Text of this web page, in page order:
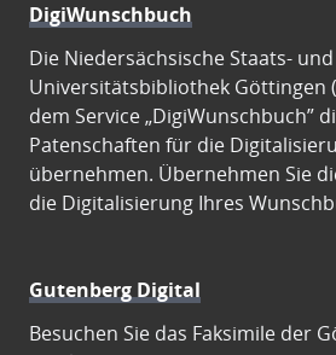
DigiWunschbuch
Die Niedersächsische Staats- und
Universitätsbibliothek Göttingen
dem Service „DigiWunschbuch”
Patenschaften für die
übernehmen. Übernehmen Sie
die Digitalisierung Ihres
Gutenberg Digital
Besuchen Sie das Faksimile der